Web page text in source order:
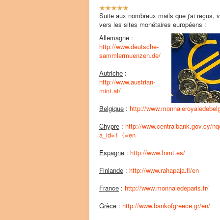
V
o
t
e
u
t
i
i
s
a
t
e
u
r
:
5
/
5
Suite aux nombreux mails que j'ai reçus,
vers les sites monétaires européens :
Allemagne :
http://www.deutsche-
sammlermuenzen.de/
Autriche :
http://www.austrian-
mint.at/
Belgique : http://
Chypre : http://www.centralbank.gov.cy/
a_id=1〈=en
Espagne : http://www.fnmt.es/
Finlande : http://www.rahapaja.fi/en
France : http://www.monnaiedeparis.fr/
Grèce : http://www.bankofgreece.gr/en/